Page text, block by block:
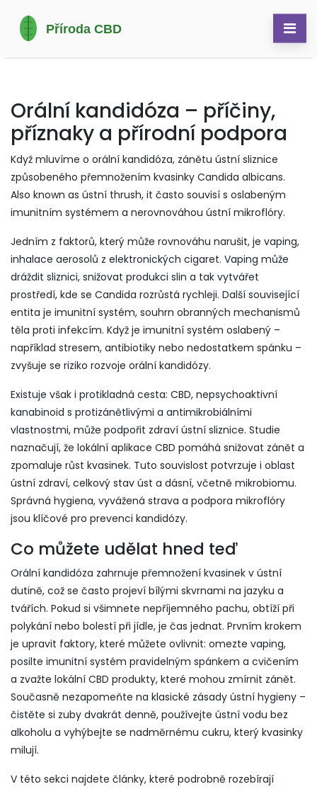
Orální kandidóza – příčiny,
příznaky a přírodní podpora
Když mluvíme o orální kandidóza, zánětu ústní sliznice
způsobeného přemnožením kvasinky Candida albicans.
Also known as ústní thrush, it často souvisí s oslabeným
imunitním systémem a nerovnováhou ústní mikroflóry.
Jedním z faktorů, který může rovnováhu narušit, je vaping,
inhalace aerosolů z elektronických cigaret. Vaping může
dráždit sliznici, snižovat produkci slin a tak vytvářet
prostředí, kde se Candida rozrůstá rychleji. Další související
entita je imunitní systém, souhrn obranných mechanismů
těla proti infekcím. Když je imunitní systém oslabený –
například stresem, antibiotiky nebo nedostatkem spánku –
zvyšuje se riziko rozvoje orální kandidózy.
Existuje však i protikladná cesta: CBD, nepsychoaktivní
kanabinoid s protizánětlivými a antimikrobiálními
vlastnostmi, může podpořit zdraví ústní sliznice. Studie
naznačují, že lokální aplikace CBD pomáhá snižovat zánět a
zpomaluje růst kvasinek. Tuto souvislost potvrzuje i oblast
ústní zdraví, celkový stav úst a dásní, včetně mikrobiomu.
Správná hygiena, vyvážená strava a podpora mikroflóry
jsou klíčové pro prevenci kandidózy.
Co můžete udělat hned teď
Orální kandidóza zahrnuje přemnožení kvasinek v ústní
dutině, což se často projeví bílými skvrnami na jazyku a
tvářích. Pokud si všimnete nepříjemného pachu, obtíží při
polykání nebo bolestí při jídle, je čas jednat. Prvním krokem
je upravit faktory, které můžete ovlivnit: omezte vaping,
posilte imunitní systém pravidelným spánkem a cvičením
a zvažte lokální CBD produkty, které mohou zmírnit zánět.
Současně nezapomeňte na klasické zásady ústní hygieny –
čistěte si zuby dvakrát denně, používejte ústní vodu bez
alkoholu a vyhýbejte se nadměrnému cukru, který kvasinky
milují.
V této sekci najdete články, které podrobně rozebírají